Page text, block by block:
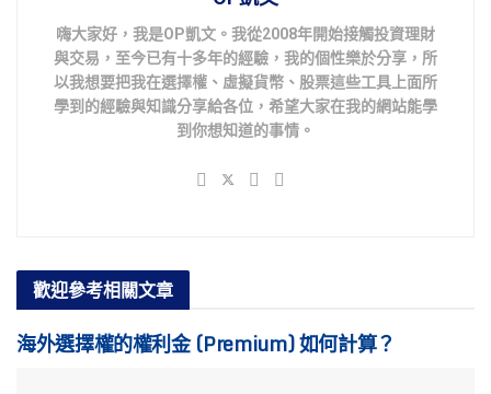
嗨大家好，我是OP凱文。我從2008年開始接觸投資理財
與交易，至今已有十多年的經驗，我的個性樂於分享，所
以我想要把我在選擇權、虛擬貨幣、股票這些工具上面所
學到的經驗與知識分享給各位，希望大家在我的網站能學
到你想知道的事情。
歡迎參考相關文章
海外選擇權的權利金 (Premium) 如何計算？